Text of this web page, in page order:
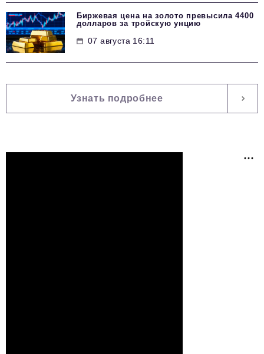
Биржевая цена на золото превысила 4400
долларов за тройскую унцию
07 августа 16:11
Узнать подробнее